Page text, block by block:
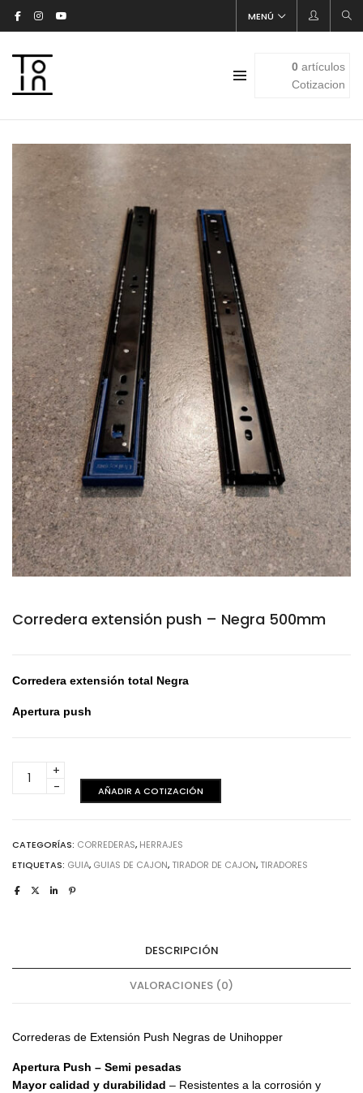
MENÚ
0artículos
Cotizacion
Corredera extensión push – Negra 500mm
Corredera extensión total Negra
Apertura push
Corredera
extensión
cantidad
AÑADIR A COTIZACIÓN
CATEGORÍAS: CORREDERAS, HERRAJES
ETIQUETAS: GUIA, GUIAS DE CAJON, TIRADOR DE CAJON, TIRADORES
DESCRIPCIÓN
VALORACIONES (0)
Correderas de Extensión Push Negras de Unihopper
Apertura Push – Semi pesadas
Mayor calidad y durabilidad – Resistentes a la corrosión y